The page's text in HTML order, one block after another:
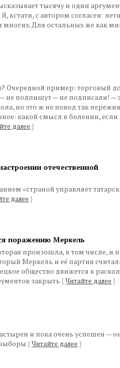
тысячу и один
кстати, с автором согласен:
многих. Для остальных же как
Очередной пример: торговый
не подпишут — не подписали! —
но это ж не повод так
какой смысл в болении,
далее }
отечественной
«страной управляет
далее }
поражению Меркель
произошла, в том числе, и
Меркель и её партия
общество движется к
закрыть { Читайте далее }
и пока очень успешен —
{ Читайте далее }